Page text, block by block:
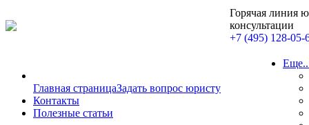
Горячая линия
консультации
+7 (495) 128-05-
Главная страницаЗадать вопрос юристу
Контакты
Полезные статьи